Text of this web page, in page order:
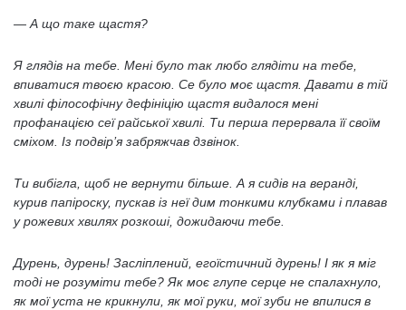
— А що таке щастя?
Я глядів на тебе. Мені було так любо глядіти на тебе,
впиватися твоєю красою. Се було моє щастя. Давати в тій
хвилі філософічну дефініцію щастя видалося мені
профанацією сеї райської хвилі. Ти перша перервала її своїм
сміхом. Із подвір’я забряжчав дзвінок.
Ти вибігла, щоб не вернути більше. А я сидів на веранді,
курив папіроску, пускав із неї дим тонкими клубками і плавав
у рожевих хвилях розкоші, дожидаючи тебе.
Дурень, дурень! Засліплений, егоїстичний дурень! І як я міг
тоді не розуміти тебе? Як моє глупе серце не спалахнуло,
як мої уста не крикнули, як мої руки, мої зуби не впилися в